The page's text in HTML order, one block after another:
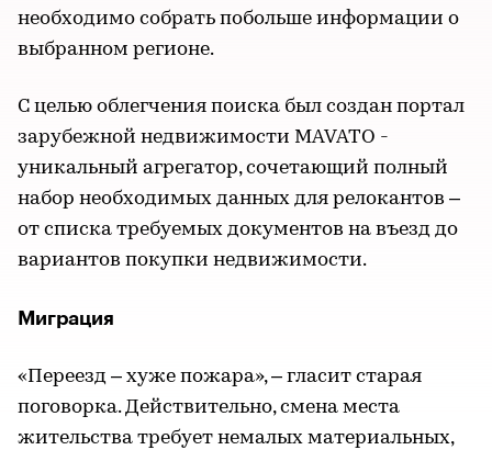
необходимо собрать побольше информации о
выбранном регионе.
С целью облегчения поиска был создан портал
зарубежной недвижимости MAVATO -
уникальный агрегатор, сочетающий полный
набор необходимых данных для релокантов –
от списка требуемых документов на въезд до
вариантов покупки недвижимости.
Миграция
«Переезд – хуже пожара», – гласит старая
поговорка. Действительно, смена места
жительства требует немалых материальных,